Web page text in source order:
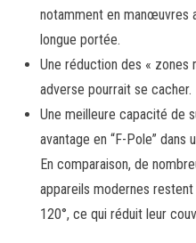
notamment en manœuvres
longue portée.
Une réduction des « zones
adverse pourrait se cacher.
Une meilleure capacité de
avantage en “F-Pole” dans
En comparaison, de
appareils modernes restent
120°, ce qui réduit leur